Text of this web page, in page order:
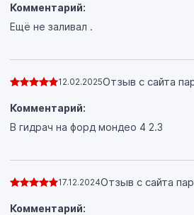
Комментарий:
Ещё не заливал .
12.02.2025Отзыв с сайта
Комментарий:
В гидрач на форд мондео 4 2.3
17.12.2024Отзыв с сайта
Комментарий: